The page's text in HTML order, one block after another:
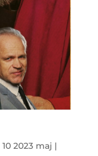
10 2023 maj |